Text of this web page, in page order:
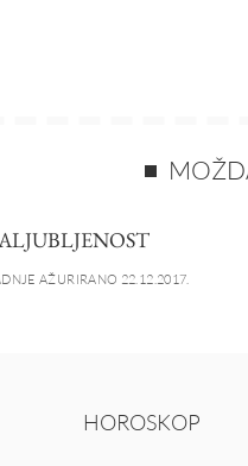
AŽURIRANO 22.12.2017.
HOROSKOP